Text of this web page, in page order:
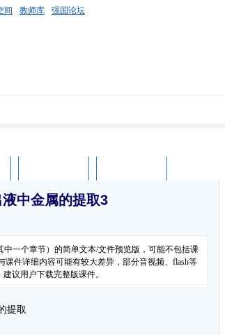
间 教师库 强国论坛
中金属的提取3
中一个章节）的简单文本/文件预览版，可能不包括课
件详细内容可能有较大差异，部分音视频、flash等
议用户下载完整版课件。
提取